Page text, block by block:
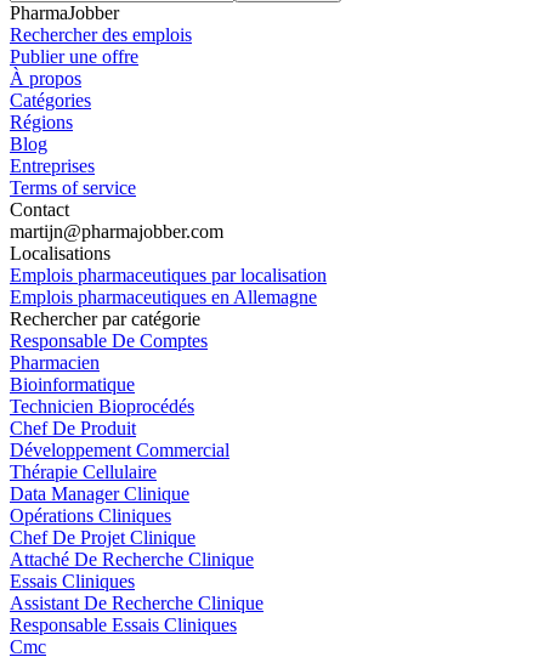
PharmaJobber
Rechercher des emplois
Publier une offre
À propos
Catégories
Régions
Blog
Entreprises
Terms of service
Contact
martijn@pharmajobber.com
Localisations
Emplois pharmaceutiques par localisation
Emplois pharmaceutiques en Allemagne
Rechercher par catégorie
Responsable De Comptes
Pharmacien
Bioinformatique
Technicien Bioprocédés
Chef De Produit
Développement Commercial
Thérapie Cellulaire
Data Manager Clinique
Opérations Cliniques
Chef De Projet Clinique
Attaché De Recherche Clinique
Essais Cliniques
Assistant De Recherche Clinique
Responsable Essais Cliniques
Cmc